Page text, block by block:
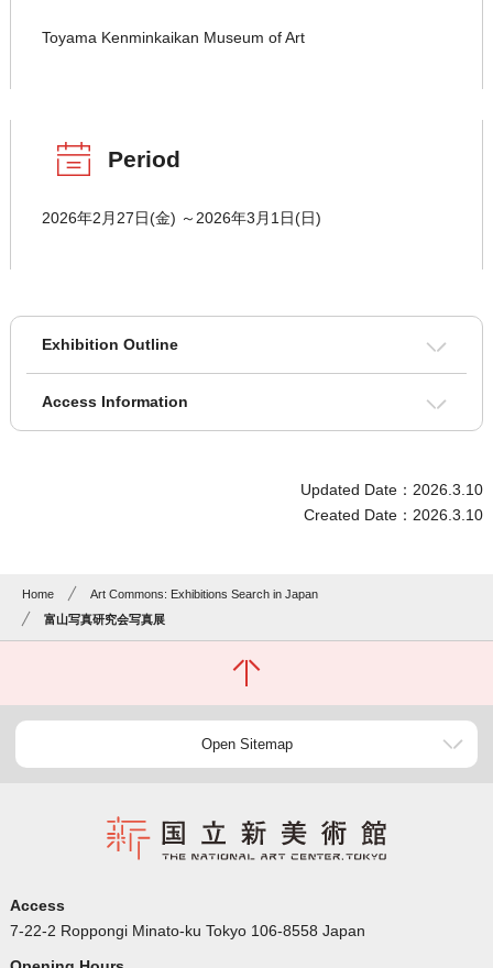
Toyama Kenminkaikan Museum of Art
Period
2026年2月27日(金) ～2026年3月1日(日)
Exhibition Outline
Access Information
Updated Date：2026.3.10
Created Date：2026.3.10
Home
Art Commons: Exhibitions Search in Japan
富山写真研究会写真展
Open Sitemap
Access
7-22-2 Roppongi Minato-ku Tokyo 106-8558 Japan